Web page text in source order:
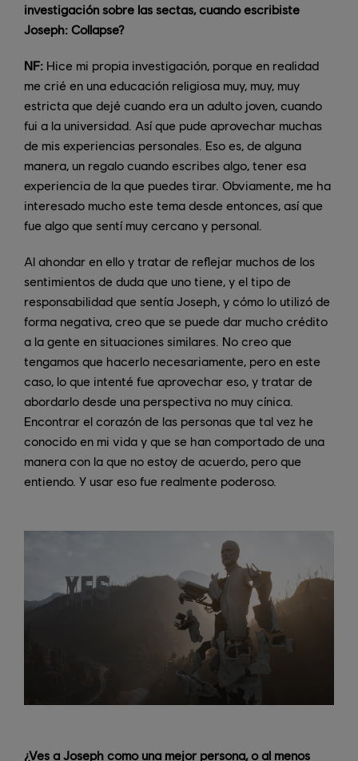
investigación sobre las sectas, cuando escribiste
Joseph: Collapse?
NF: Hice mi propia investigación, porque en realidad
me crié en una educación religiosa muy, muy, muy
estricta que dejé cuando era un adulto joven, cuando
fui a la universidad. Así que pude aprovechar muchas
de mis experiencias personales. Eso es, de alguna
manera, un regalo cuando escribes algo, tener esa
experiencia de la que puedes tirar. Obviamente, me ha
interesado mucho este tema desde entonces, así que
fue algo que sentí muy cercano y personal.
Al ahondar en ello y tratar de reflejar muchos de los
sentimientos de duda que uno tiene, y el tipo de
responsabilidad que sentía Joseph, y cómo lo utilizó de
forma negativa, creo que se puede dar mucho crédito
a la gente en situaciones similares. No creo que
tengamos que hacerlo necesariamente, pero en este
caso, lo que intenté fue aprovechar eso, y tratar de
abordarlo desde una perspectiva no muy cínica.
Encontrar el corazón de las personas que tal vez he
conocido en mi vida y que se han comportado de una
manera con la que no estoy de acuerdo, pero que
entiendo. Y usar eso fue realmente poderoso.
¿Ves a Joseph como una mejor persona, o al menos